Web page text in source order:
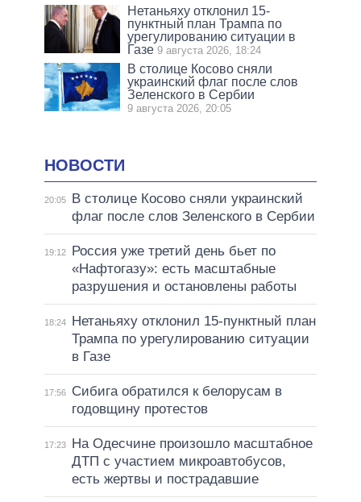
Нетаньяху отклонил 15-
пунктный план Трампа по
урегулированию ситуации в
Газе 9 августа 2026, 18:24
В столице Косово сняли
украинский флаг после слов
Зеленского в Сербии
9 августа 2026, 20:05
НОВОСТИ
20:05
В столице Косово сняли украинский
флаг после слов Зеленского в Сербии
19:12
Россия уже третий день бьет по
«Нафтогазу»: есть масштабные
разрушения и остановлены работы
18:24
Нетаньяху отклонил 15-пунктный план
Трампа по урегулированию ситуации
в Газе
17:56
Сибига обратился к белорусам в
годовщину протестов
17:23
На Одесчине произошло масштабное
ДТП с участием микроавтобусов,
есть жертвы и пострадавшие